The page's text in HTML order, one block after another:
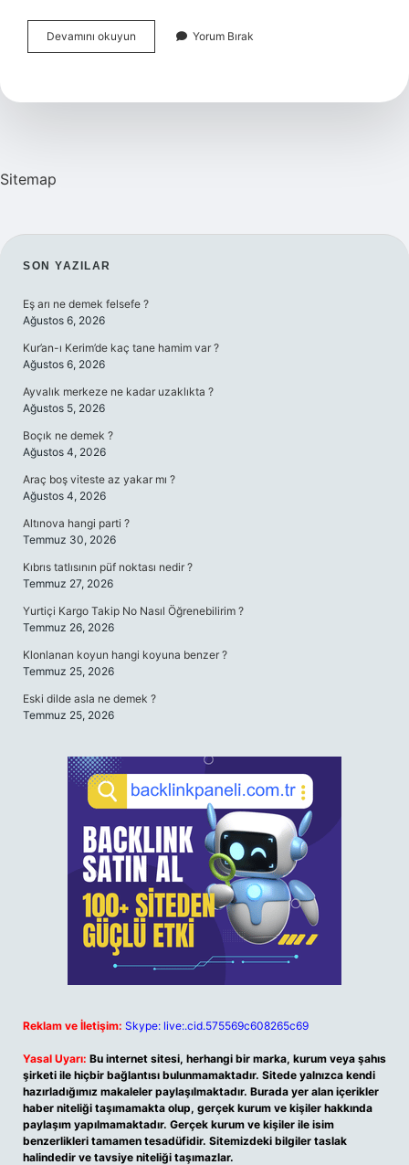
Devamını okuyun
Yerine
Yorum Bırak
Sitemap
SIDEBAR
SON YAZILAR
Eş arı ne demek felsefe ?
Ağustos 6, 2026
Kur’an-ı Kerim’de kaç tane hamim var ?
Ağustos 6, 2026
Ayvalık merkeze ne kadar uzaklıkta ?
Ağustos 5, 2026
Boçık ne demek ?
Ağustos 4, 2026
Araç boş viteste az yakar mı ?
Ağustos 4, 2026
Altınova hangi parti ?
Temmuz 30, 2026
Kıbrıs tatlısının püf noktası nedir ?
Temmuz 27, 2026
Yurtiçi Kargo Takip No Nasıl Öğrenebilirim ?
Temmuz 26, 2026
Klonlanan koyun hangi koyuna benzer ?
Temmuz 25, 2026
Eski dilde asla ne demek ?
Temmuz 25, 2026
Reklam ve İletişim: Skype: live:.cid.575569c608265c69
Yasal Uyarı: Bu internet sitesi, herhangi bir marka, kurum veya şahıs
şirketi ile hiçbir bağlantısı bulunmamaktadır. Sitede yalnızca kendi
hazırladığımız makaleler paylaşılmaktadır. Burada yer alan içerikler
haber niteliği taşımamakta olup, gerçek kurum ve kişiler hakkında
paylaşım yapılmamaktadır. Gerçek kurum ve kişiler ile isim
benzerlikleri tamamen tesadüfidir. Sitemizdeki bilgiler taslak
halindedir ve tavsiye niteliği taşımazlar.